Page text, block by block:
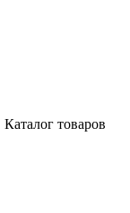
Каталог товаров